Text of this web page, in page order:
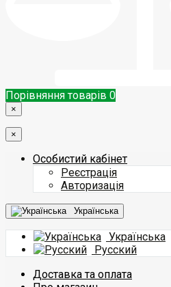
Порівняння товарів 0
×
×
Особистий кабінет
Реєстрація
Авторизація
Українська
Українська
Русский
Доставка та оплата